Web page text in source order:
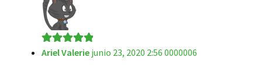
Valorado en5
Ariel Valerie junio 23, 2020 2:56 0000006